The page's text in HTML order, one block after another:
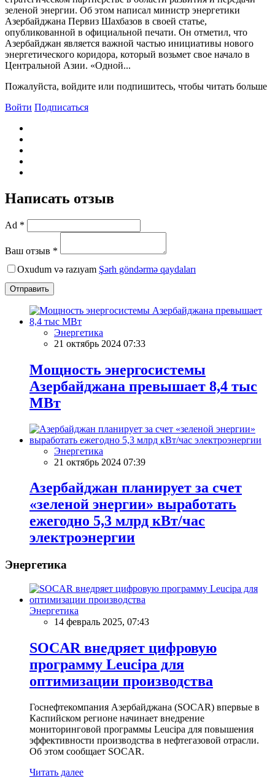
зеленой энергии. Об этом написал министр энергетики
Азербайджана Первиз Шахбазов в своей статье,
опубликованной в официальной печати. Он отметил, что
Азербайджан является важной частью инициативы нового
энергетического коридора, который возьмет свое начало в
Центральной Азии. «Одной...
Пожалуйста, войдите или подпишитесь, чтобы читать больше
Войти Подписаться
Написать отзыв
Ad *
Ваш отзыв *
Oxudum və razıyam Şərh göndərmə qaydaları
Отправить
Энергетика
21 октябрь 2024 07:33
Мощность энергосистемы
Азербайджана превышает 8,4 тыс
МВт
Энергетика
21 октябрь 2024 07:39
Азербайджан планирует за счет
«зеленой энергии» выработать
ежегодно 5,3 млрд кВт/час
электроэнергии
Энергетика
Энергетика
14 февраль 2025, 07:43
SOCAR внедряет цифровую
программу Leucipa для
оптимизации производства
Госнефтекомпания Азербайджана (SOCAR) впервые в
Каспийском регионе начинает внедрение
мониторинговой программы Leucipa для повышения
эффективности производства в нефтегазовой отрасли.
Об этом сообщает SOCAR.
Читать далее